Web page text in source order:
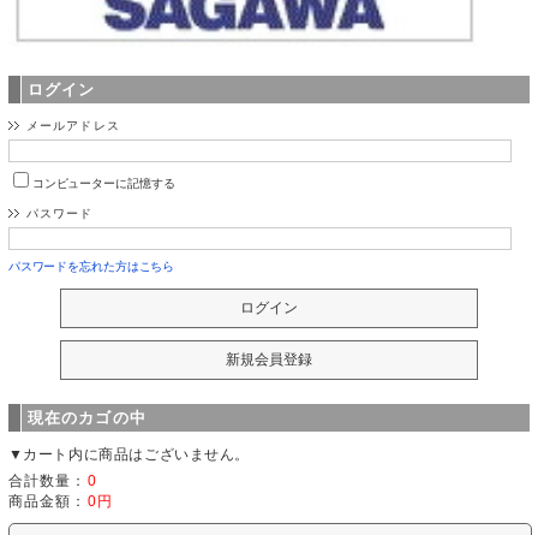
ログイン
メールアドレス
コンピューターに記憶する
パスワード
パスワードを忘れた方はこちら
現在のカゴの中
▼カート内に商品はございません。
合計数量： 0
商品金額： 0円